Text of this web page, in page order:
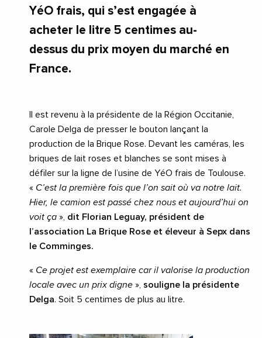
YéO frais, qui s’est engagée à
acheter le litre 5 centimes au-
dessus du prix moyen du marché en
France.
Il est revenu à la présidente de la Région Occitanie,
Carole Delga de presser le bouton lançant la
production de la Brique Rose. Devant les caméras, les
briques de lait roses et blanches se sont mises à
défiler sur la ligne de l’usine de YéO frais de Toulouse.
« C’est la première fois que l’on sait où va notre lait.
Hier, le camion est passé chez nous et aujourd’hui on
voit ça », dit Florian Leguay, président de
l’association La Brique Rose et éleveur à Sepx dans
le Comminges.
« Ce projet est exemplaire car il valorise la production
locale avec un prix digne », souligne la présidente
Delga. Soit 5 centimes de plus au litre.